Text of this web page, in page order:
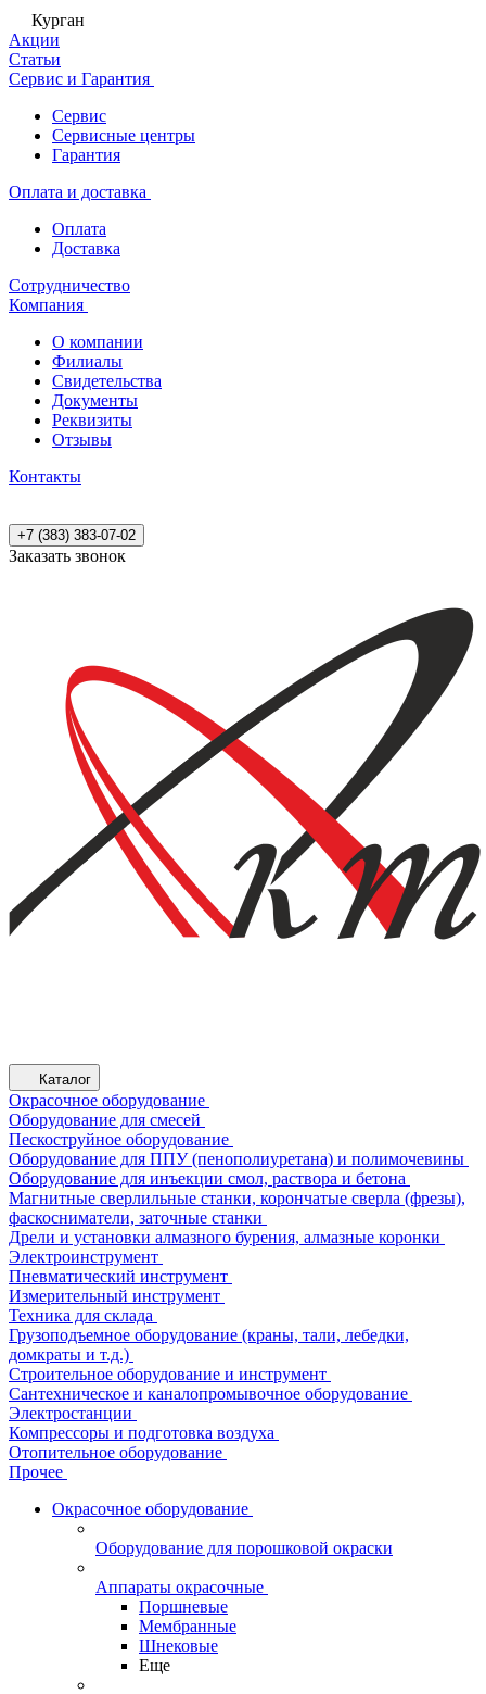
Курган
Акции
Статьи
Сервис и Гарантия
Сервис
Сервисные центры
Гарантия
Оплата и доставка
Оплата
Доставка
Сотрудничество
Компания
О компании
Филиалы
Свидетельства
Документы
Реквизиты
Отзывы
Контакты
+7 (383) 383-07-02
Заказать звонок
Каталог
Окрасочное оборудование
Оборудование для смесей
Пескоструйное оборудование
Оборудование для ППУ (пенополиуретана) и полимочевины
Оборудование для инъекции смол, раствора и бетона
Магнитные сверлильные станки, корончатые сверла (фрезы),
фаскосниматели, заточные станки
Дрели и установки алмазного бурения, алмазные коронки
Электроинструмент
Пневматический инструмент
Измерительный инструмент
Техника для склада
Грузоподъемное оборудование (краны, тали, лебедки,
домкраты и т.д.)
Строительное оборудование и инструмент
Сантехническое и каналопромывочное оборудование
Электростанции
Компрессоры и подготовка воздуха
Отопительное оборудование
Прочее
Окрасочное оборудование
Оборудование для порошковой окраски
Аппараты окрасочные
Поршневые
Мембранные
Шнековые
Еще